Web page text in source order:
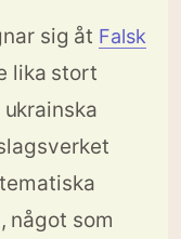
sig åt Falsk
lika stort
något som